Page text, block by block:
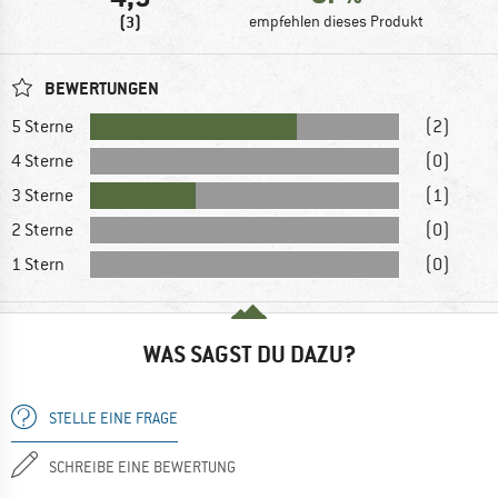
(3) empfehlen dieses Produkt
BEWERTUNGEN
5 Sterne
(2)
4 Sterne
(0)
3 Sterne
(1)
2 Sterne
(0)
1 Stern
(0)
WAS SAGST DU DAZU?
STELLE EINE FRAGE
SCHREIBE EINE BEWERTUNG